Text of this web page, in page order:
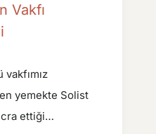
Vakfı
vakfımız
yemekte Solist
ettiği…